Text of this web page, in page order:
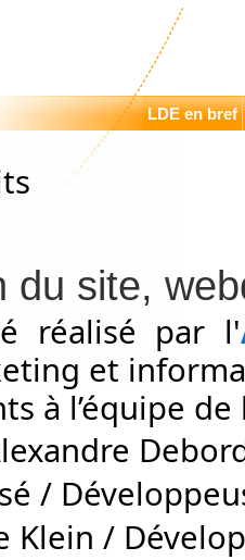
LDE en bref
du site,
réalisé par l'
et
à l’équipe
/
Klein /